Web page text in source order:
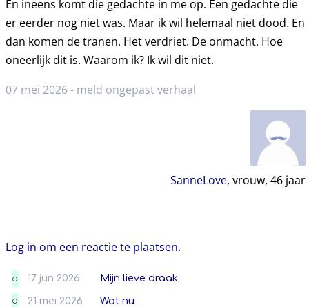
En ineens komt die gedachte in me op. Een gedachte die
er eerder nog niet was. Maar ik wil helemaal niet dood. En
dan komen de tranen. Het verdriet. De onmacht. Hoe
oneerlijk dit is. Waarom ik? Ik wil dit niet.
07 mei 2026 - meld ongepast verhaal
SanneLove, vrouw, 46jaar
Log in om een reactie te plaatsen.
O 17 jun 2026 Mijn lieve draak
O 21 mei 2026 Wat nu